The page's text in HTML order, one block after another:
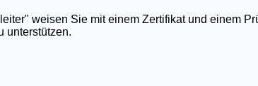
weisen Sie mit einem Zertifikat und einem
unterstützen.